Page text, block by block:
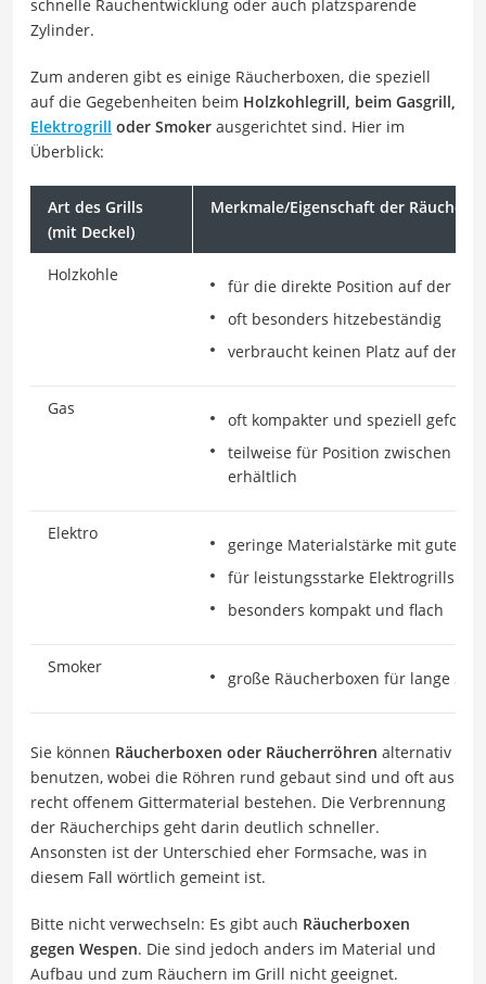
schnelle Rauchentwicklung oder auch platzsparende
Zylinder.
Zum anderen gibt es einige Räucherboxen, die speziell
auf die Gegebenheiten beim Holzkohlegrill, beim Gasgrill,
Elektrogrill oder Smoker ausgerichtet sind. Hier im
Überblick:
Art des Grills
(mit Deckel)
Merkmale/Eigenschaft der
Holzkohle
für die direkte Position auf der
oft besonders hitzebeständig
verbraucht keinen Platz auf der
Gas
oft kompakter und speziell geformt
teilweise für Position zwischen
erhältlich
Elektro
geringe Materialstärke mit guten
für leistungsstarke Elektrogrills
besonders kompakt und flach
Smoker
große Räucherboxen für lange
Sie können Räucherboxen oder Räucherröhren alternativ
benutzen, wobei die Röhren rund gebaut sind und oft aus
recht offenem Gittermaterial bestehen. Die Verbrennung
der Räucherchips geht darin deutlich schneller.
Ansonsten ist der Unterschied eher Formsache, was in
diesem Fall wörtlich gemeint ist.
Bitte nicht verwechseln: Es gibt auch Räucherboxen
gegen Wespen. Die sind jedoch anders im Material und
Aufbau und zum Räuchern im Grill nicht geeignet.